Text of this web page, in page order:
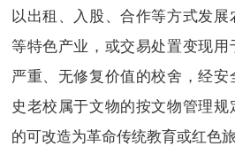
以出租、入股、合作等方式发
等特色产业，或交易处置变现
严重、无修复价值的校舍，经
史老校属于文物的按文物管理
的可改造为革命传统教育或红色旅